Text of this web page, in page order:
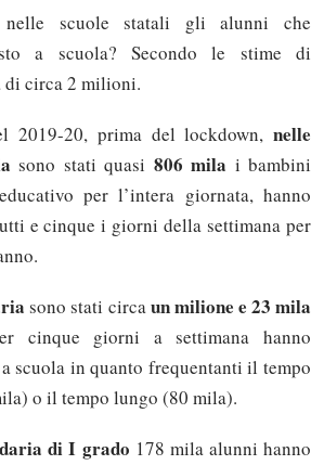
scuole statali gli alunni che
a scuola? Secondo le stime di
di circa 2 milioni.
2019-20, prima del lockdown, nelle
sono stati quasi 806 mila i bambini
per l’intera giornata, hanno
e cinque i giorni della settimana per
sono stati circaun milione e 23 mila
cinque giorni a settimana hanno
scuola in quanto frequentanti il tempo
o il tempo lungo (80 mila).
di I grado 178 mila alunni hanno